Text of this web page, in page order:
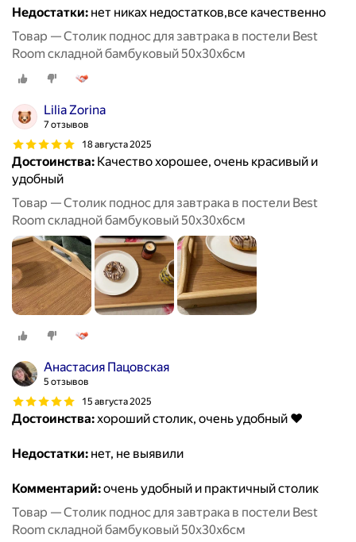
Недостатки: нет никах недостатков,все качественно
Товар — Столик поднос для завтрака в постели Best
Room складной бамбуковый 50x30x6см
Lilia Zorina
7 отзывов
18 августа 2025
Достоинства: Качество хорошее, очень красивый и
удобный
Товар — Столик поднос для завтрака в постели Best
Room складной бамбуковый 50x30x6см
Анастасия Пацовская
5 отзывов
15 августа 2025
Достоинства:хороший столик, очень удобный ❤️
Недостатки: нет, не выявили
Комментарий:очень удобный и практичный столик
Товар — Столик поднос для завтрака в постели Best
Room складной бамбуковый 50x30x6см